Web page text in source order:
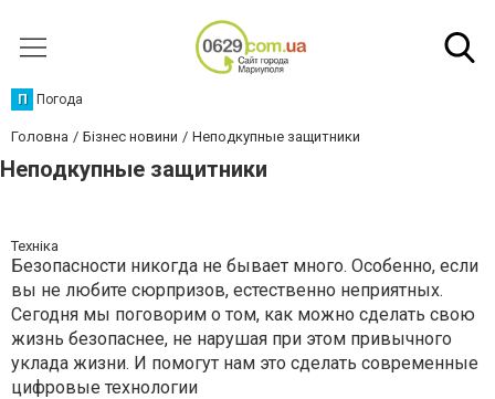
П Погода
Головна Бізнес новини Неподкупные защитники
Неподкупные защитники
Техніка
Безопасности никогда не бывает много. Особенно, если
вы не любите сюрпризов, естественно неприятных.
Сегодня мы поговорим о том, как можно сделать свою
жизнь безопаснее, не нарушая при этом привычного
уклада жизни. И помогут нам это сделать современные
цифровые технологии